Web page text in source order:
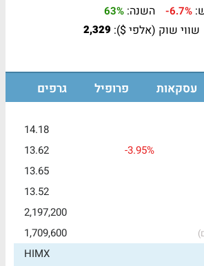
-6.7% השנה: 63%
שווי שוק (אלפי $): 2,329
עסקאות פרופיל גרפים
14.18
-3.95%
13.62
13.65
13.52
2,197,200
1,709,600
HIMX